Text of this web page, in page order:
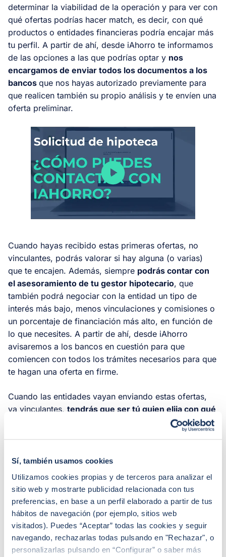
Sí, también usamos cookies
Utilizamos cookies propias y de terceros para analizar el
sitio web y mostrarte publicidad relacionada con tus
preferencias, en base a un perfil elaborado a partir de tus
hábitos de navegación (por ejemplo, sitios web
visitados). Puedes “Aceptar” todas las cookies y seguir
navegando, rechazarlas todas pulsando en "Rechazar", o
personalizarlas pulsando en “Configurar” o saber más
determinar la viabilidad de la operación y para ver con
qué ofertas podrías hacer match, es decir, con qué
productos o entidades financieras podría encajar más
tu perfil. A partir de ahí, desde iAhorro te informamos
de las opciones a las que podrías optar y nos
encargamos de enviar todos los documentos a los
bancos que nos hayas autorizado previamente para
que realicen también su propio análisis y te envíen una
oferta preliminar.
Cuando hayas recibido estas primeras ofertas, no
vinculantes, podrás valorar si hay alguna (o varias)
que te encajen. Además, siempre podrás contar con
el asesoramiento de tu gestor hipotecario, que
también podrá negociar con la entidad un tipo de
interés más bajo, menos vinculaciones y comisiones o
un porcentaje de financiación más alto, en función de
lo que necesites. A partir de ahí, desde iAhorro
avisaremos a los bancos en cuestión para que
comiencen con todos los trámites necesarios para que
te hagan una oferta en firme.
Cuando las entidades vayan enviando estas ofertas,
ya vinculantes, tendrás que ser tú quien elija con qué
. Solo podrás elegir una,
pero contarás con la ayuda de tu gestor hipotecario
necesidades.Desde iAhorro te explicaremos la letra
pequeña
y resolveremos todas tus dudas antes de
que firmes nada de lo que puedas arrepentirte.
Cuando tengas todo claro, podrás firmar la FEIN
(Ficha Europea de Información Normalizada),
concertar una cita para formalizar la operación ante
notario y, a partir de entonces, ¡empezar a disfrutar de
tu nuevo hogar!